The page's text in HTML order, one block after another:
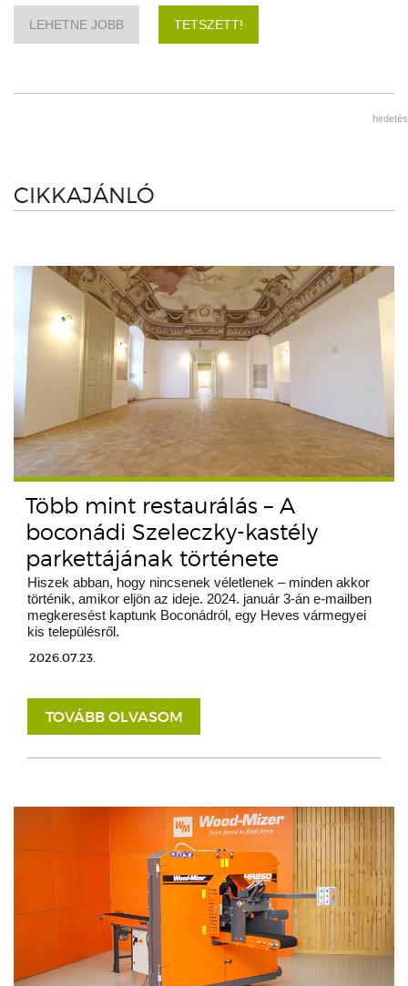
LEHETNE JOBB TETSZETT!
hirdetés
CIKKAJÁNLÓ
Több mint restaurálás – A
boconádi Szeleczky-kastély
parkettájának története
Hiszek abban, hogy nincsenek véletlenek – minden akkor
történik, amikor eljön az ideje. 2024. január 3-án e-mailben
megkeresést kaptunk Boconádról, egy Heves vármegyei
kis településről.
2026.07.23.
TOVÁBB OLVASOM